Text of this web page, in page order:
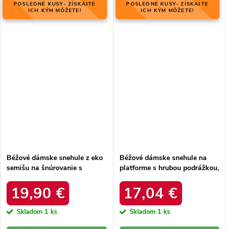
POSLEDNÉ KUSY- ZÍSKAJTE
ICH KÝM MÔŽETE!
Béžové dámske snehule z eko
semišu na šnúrovanie s
produktu C3016 BEIGE
19,90 €
Skladom 1 ks
POSLEDNÉ KUSY- ZÍSKAJTE
ICH KÝM MÔŽETE!
Béžové dámske snehule na
platforme s hrubou podrážkou,
925 KHAKI
17,04 €
Skladom 1 ks